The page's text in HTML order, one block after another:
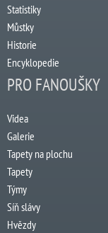
Statistiky
Můstky
Historie
Encyklopedie
PRO FANOUŠKY
Videa
Galerie
Tapety na plochu
Tapety
Týmy
Síň slávy
Hvězdy